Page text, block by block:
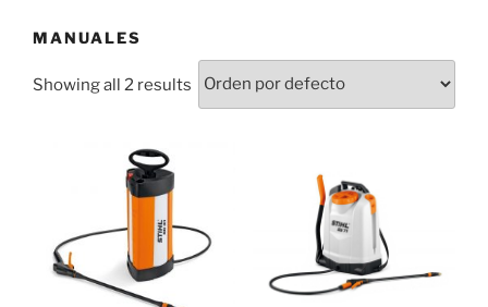
MANUALES
Showing all 2 results